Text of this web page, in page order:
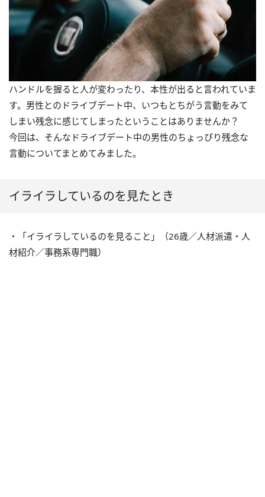
ハンドルを握ると人が変わったり、本性が出ると言われていま
す。男性とのドライブデート中、いつもとちがう言動をみて
しまい残念に感じてしまったということはありませんか？
今回は、そんなドライブデート中の男性のちょっぴり残念な
言動についてまとめてみました。
イライラしているのを見たとき
・「イライラしているのを見ること」（26歳／人材派遣・人
材紹介／事務系専門職）